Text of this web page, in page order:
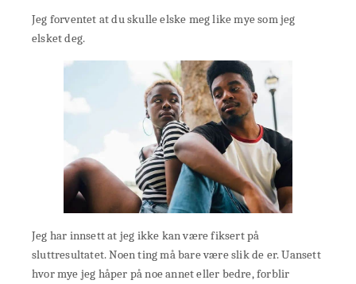
Jeg forventet at du skulle elske meg like mye som jeg
elsket deg.
Jeg har innsett at jeg ikke kan være fiksert på
sluttresultatet. Noen ting må bare være slik de er. Uansett
hvor mye jeg håper på noe annet eller bedre, forblir